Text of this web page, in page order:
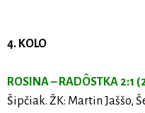
4. KOLO
ROSINA – RADÔSTKA 2:1
Šipčiak. ŽK: Martin Jaššo,